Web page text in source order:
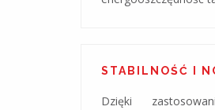
STABILNOŚĆ I
Dzięki